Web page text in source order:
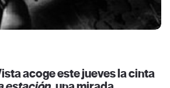
acoge este jueves la cinta